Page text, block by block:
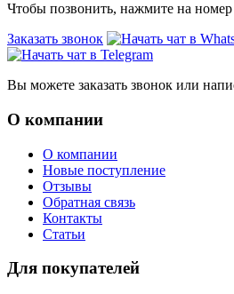
Чтобы позвонить, нажмите на номер
Заказать звонок
Вы можете заказать звонок или
О компании
О компании
Новые поступление
Отзывы
Обратная связь
Контакты
Статьи
Для покупателей